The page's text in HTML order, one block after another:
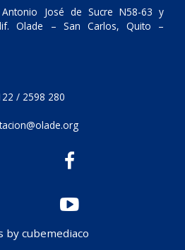
José de Sucre N58-63 y
Olade – San Carlos, Quito –
/ 2598 280
by cubemediaco